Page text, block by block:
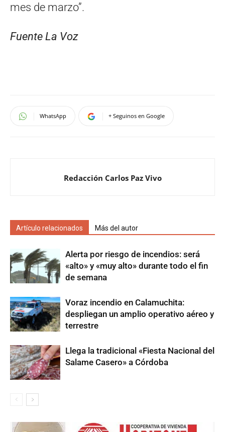
mes de marzo”.
Fuente La Voz
WhatsApp + Seguinos en Google
Redacción Carlos Paz Vivo
Artículo relacionados Más del autor
Alerta por riesgo de incendios: será
«alto» y «muy alto» durante todo el fin
de semana
Voraz incendio en Calamuchita:
despliegan un amplio operativo aéreo y
terrestre
Llega la tradicional «Fiesta Nacional del
Salame Casero» a Córdoba